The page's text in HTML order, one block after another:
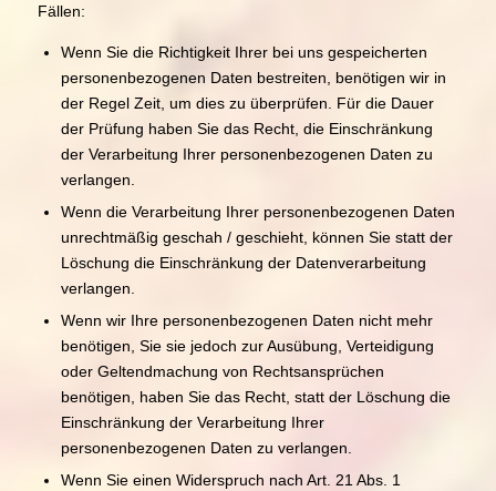
Fällen:
Wenn Sie die Richtigkeit Ihrer bei uns gespeicherten
personenbezogenen Daten bestreiten, benötigen wir in
der Regel Zeit, um dies zu überprüfen. Für die Dauer
der Prüfung haben Sie das Recht, die Einschränkung
der Verarbeitung Ihrer personenbezogenen Daten zu
verlangen.
Wenn die Verarbeitung Ihrer personenbezogenen Daten
unrechtmäßig geschah / geschieht, können Sie statt der
Löschung die Einschränkung der Datenverarbeitung
verlangen.
Wenn wir Ihre personenbezogenen Daten nicht mehr
benötigen, Sie sie jedoch zur Ausübung, Verteidigung
oder Geltendmachung von Rechtsansprüchen
benötigen, haben Sie das Recht, statt der Löschung die
Einschränkung der Verarbeitung Ihrer
personenbezogenen Daten zu verlangen.
Wenn Sie einen Widerspruch nach Art. 21 Abs. 1